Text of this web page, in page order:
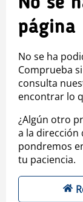
página
No se ha
Comprueba
consulta
encontrar lo
¿Algún otro
a la dirección
pondremos
tu paciencia.